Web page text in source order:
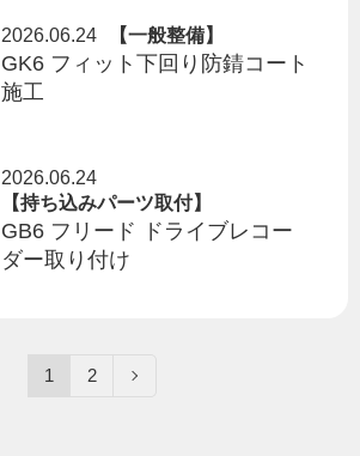
2026.06.24 【一般整備】
GK6 フィット下回り防錆コート
施工
2026.06.24
【持ち込みパーツ取付】
GB6 フリード ドライブレコー
ダー取り付け
1 2